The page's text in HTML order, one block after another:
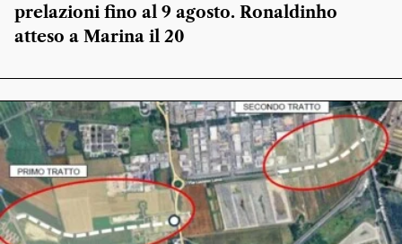
prelazioni fino al 9 agosto. Ronaldinho
atteso a Marina il 20